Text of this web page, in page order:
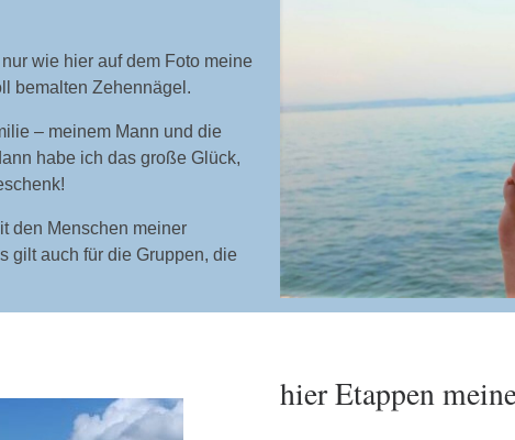
wie hier auf dem Foto meine
bemalten Zehennägel.
– meinem Mann und die
habe ich das große Glück,
den Menschen meiner
gilt auch für die Gruppen, die
hier Etappen